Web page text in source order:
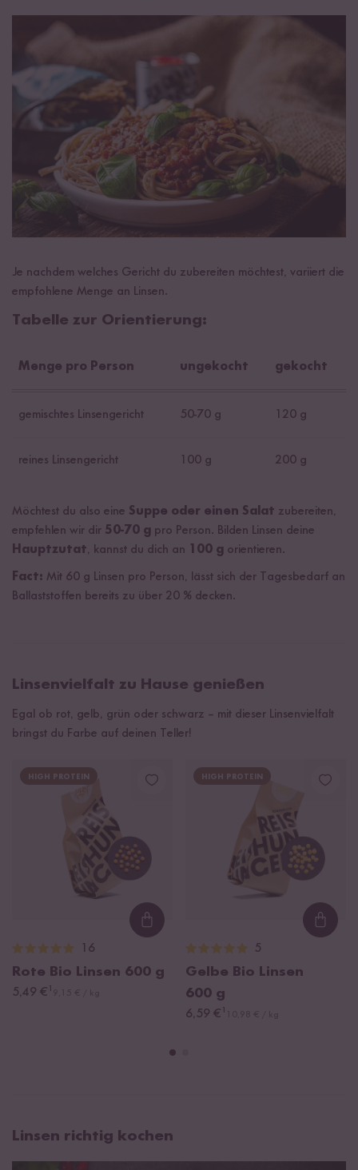
Je nachdem welches Gericht du zubereiten möchtest, variiert die
empfohlene Menge an Linsen.
Tabelle zur Orientierung:
Menge pro Person ungekocht gekocht
gemischtes Linsengericht 50-70 g 120 g
reines Linsengericht 100 g 200 g
Möchtest du also eine Suppe oder einen Salat zubereiten,
empfehlen wir dir 50-70 g pro Person. Bilden Linsen deine
Hauptzutat, kannst du dich an 100 g orientieren.
Fact: Mit 60 g Linsen pro Person, lässt sich der Tagesbedarf an
Ballaststoffen bereits zu über 20 % decken.
Linsenvielfalt zu Hause genießen
Egal ob rot, gelb, grün oder schwarz – mit dieser Linsenvielfalt
bringst du Farbe auf deinen Teller!
HIGH PROTEIN
Loading...
16
Rote Bio Linsen 600 g
5,49 € ¹
HIGH PROTEIN
5
Gelbe Bio Linsen
600 g
6,59 € ¹
Linsen richtig kochen